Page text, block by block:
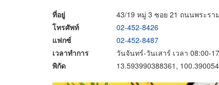
ที่อยู่
43/19 หมู่ 3 ซอย 21 ถนนพระรา
โทรศัพท์
02-452-8426
แฟกซ์
02-452-8487
เวลาทำการ
วันจันทร์-วันเสาร์ เวลา 08:00-
พิกัด
13.593990388361,